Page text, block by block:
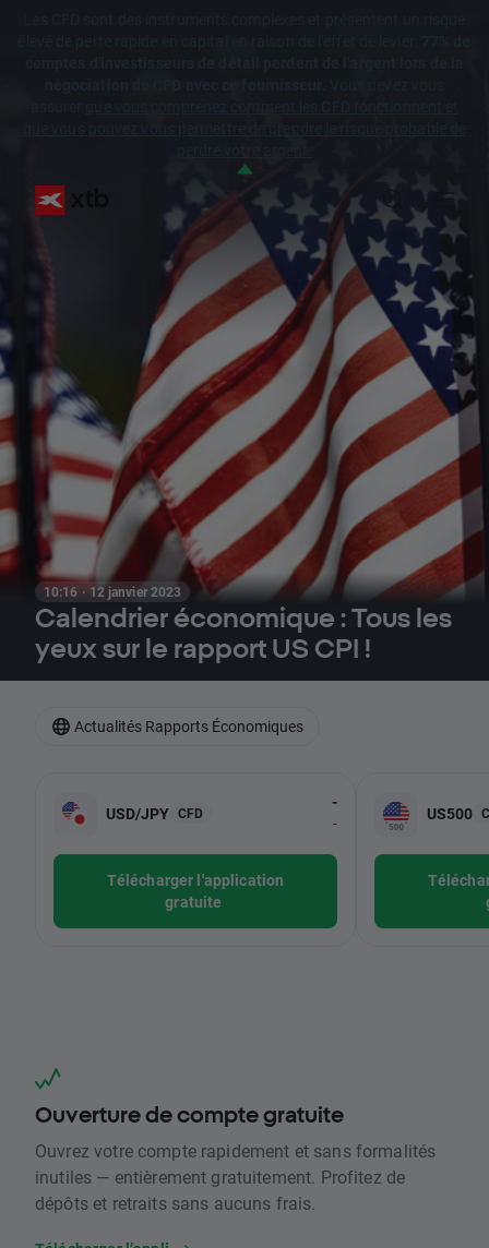
10:16 · 12 janvier 2023
Calendrier économique : Tous les
yeux sur le rapport US CPI !
USD/JPY CFD
-
-
Télécharger l'application
gratuite
US500
Ouverture de compte gratuite
Ouvrez votre compte rapidement et sans formalités
inutiles — entièrement gratuitement. Profitez de
dépôts et retraits sans aucuns frais.
Actualités Rapports Économiques